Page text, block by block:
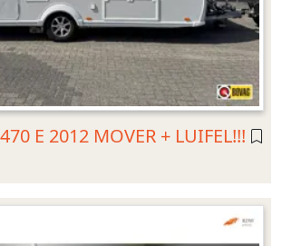
E 2012 MOVER + LUIFEL!!!